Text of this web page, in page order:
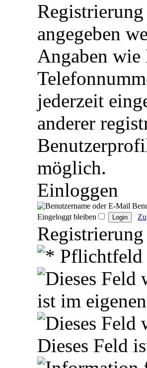
angegeben
Angaben wie
jederzeit
anderer
möglich.
Einloggen
Eingeloggt bleiben
Registrierung
ist im
Dieses Feld